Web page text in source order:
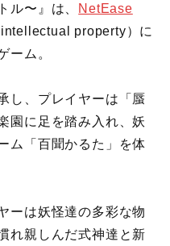
ル〜』は、
NetEase
property）に
ーム。
し、プレイヤーは「蜃
園に足を踏み入れ、妖
ム「百聞かるた」を体
ーは妖怪達の多彩な物
れ親しんだ式神達と新